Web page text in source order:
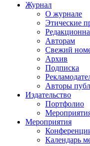
Журнал
О журнале
Этические
Авторам
Свежий
Архив
Подписка
Авторы
Издательство
Портфолио
Мероприятия
Календарь